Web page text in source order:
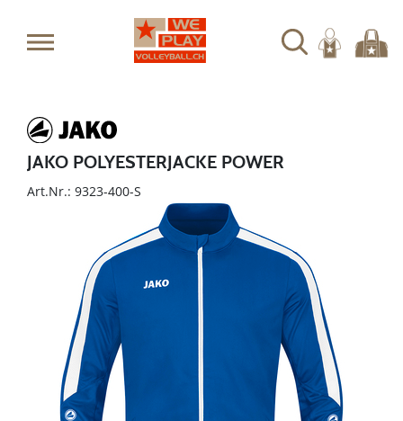
JAKO POLYESTERJACKE POWER
Art.Nr.: 9323-400-S